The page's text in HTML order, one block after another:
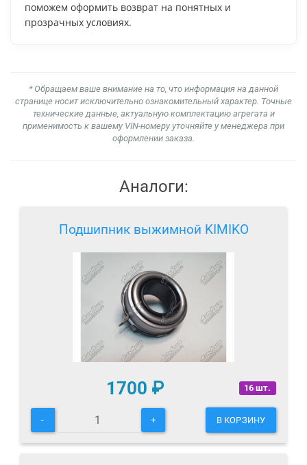
поможем оформить возврат на понятных и
прозрачных условиях.
* Обращаем ваше внимание на то, что информация на данной
странице носит исключительно ознакомительный характер. Точные
технические данные, актуальную комплектацию агрегата и
применимость к вашему VIN-номеру уточняйте у менеджера при
оформлении заказа.
Аналоги:
Подшипник выжимной KIMIKO
16 шт.
1700 ₽
- + В КОРЗИНУ